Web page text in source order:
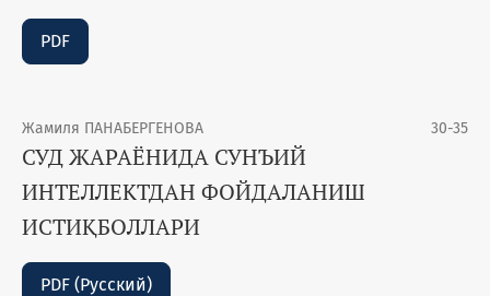
PDF
Жамиля ПАНАБЕРГЕНОВА 30-35
СУД ЖАРАЁНИДА СУНЪИЙ
ИНТЕЛЛЕКТДАН ФОЙДАЛАНИШ
ИСТИҚБОЛЛАРИ
PDF (Русский)